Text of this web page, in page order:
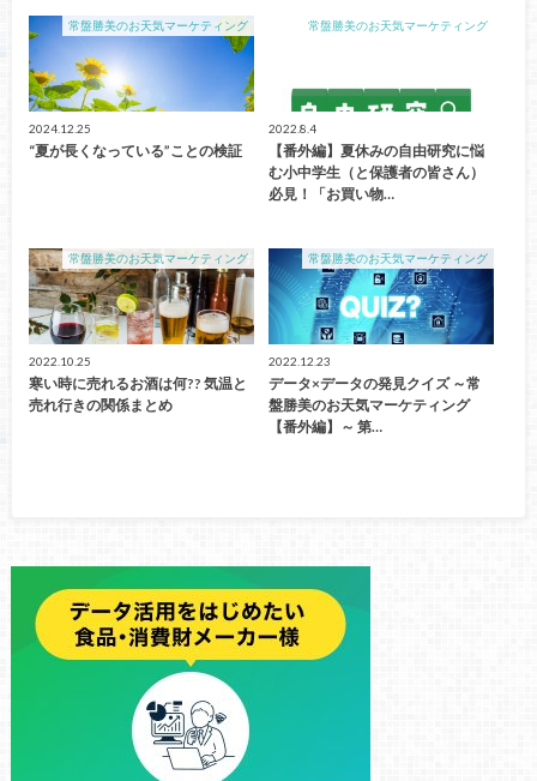
常盤勝美のお天気マーケティング
2024.12.25
“夏が長くなっている”ことの検証
常盤勝美のお天気マーケティング
2022.8.4
【番外編】夏休みの自由研究に悩
む小中学生（と保護者の皆さん）
必見！「お買い物…
常盤勝美のお天気マーケティング
2022.10.25
寒い時に売れるお酒は何?? 気温と
売れ行きの関係まとめ
常盤勝美のお天気マーケティング
2022.12.23
データ×データの発見クイズ ～常
盤勝美のお天気マーケティング
【番外編】～ 第…